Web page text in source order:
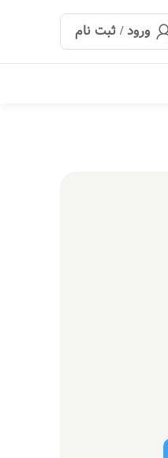
ورود / ثبت نام